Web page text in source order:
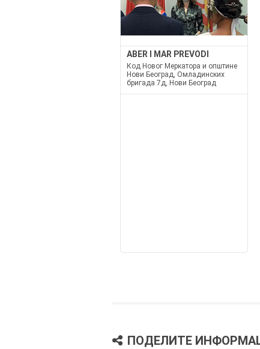
ABER I MAR PREVODI
Код Новог Меркатора и општине
Нови Београд, Омладинских
бригада 7д, Нови Београд
ПОДЕЛИТЕ